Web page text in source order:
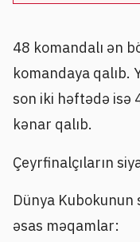
48 komandalı ən
komandaya qalıb.
son iki həftədə isə
kənar qalıb.
Çeyrfinalçıların
Dünya
əsas məqamlar: